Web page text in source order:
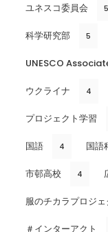
ユネスコ委員会 5
科学研究部 5
UNESCO
ウクライナ 4
プロジェクト学習
国語 4 国語
市邨高校 4
服のチカラプロジェ
＃インターアクト